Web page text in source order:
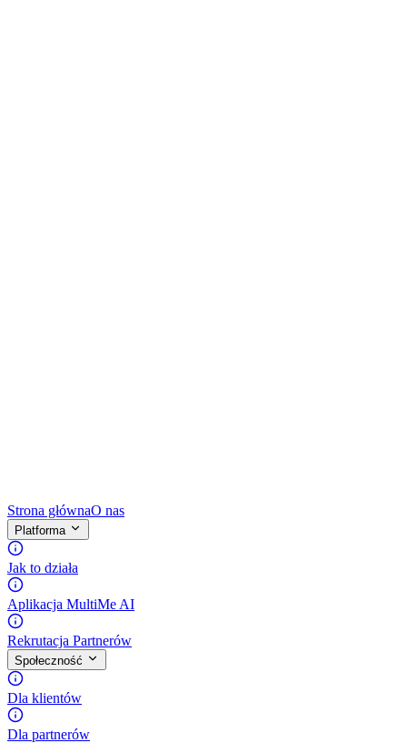
Strona głównaO nas
Platforma
Jak to działa
Aplikacja MultiMe AI
Rekrutacja Partnerów
Społeczność
Dla klientów
Dla partnerów